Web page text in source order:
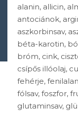
alanin, allicin,
antociánok,
aszkorbinsav,
béta-karotin,
bróm, cink,
csípős illóolaj,
fehérje,
fólsav, foszfor,
glutaminsav,